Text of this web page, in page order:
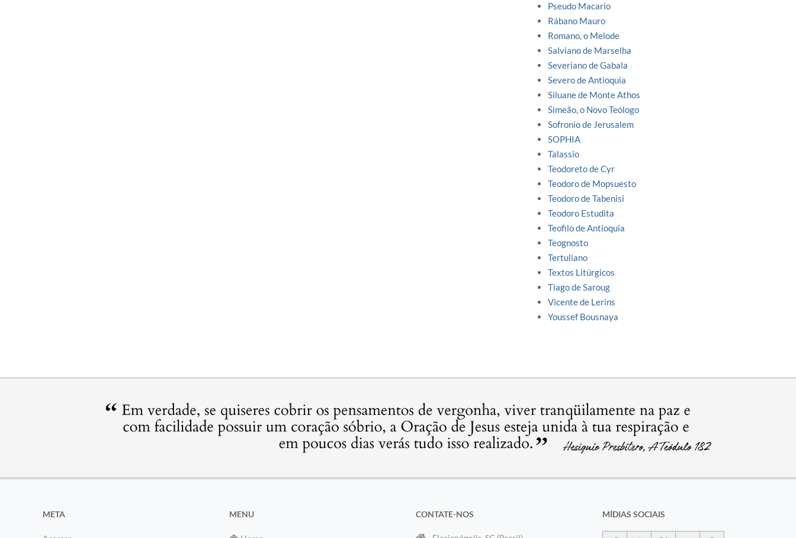
Pseudo Macario
Rábano Mauro
Romano, o Melode
Salviano de Marselha
Severiano de Gabala
Severo de Antioquia
Siluane de Monte Athos
Simeão, o Novo Teólogo
Sofronio de Jerusalem
SOPHIA
Talassio
Teodoreto de Cyr
Teodoro de Mopsuesto
Teodoro de Tabenisi
Teodoro Estudita
Teofilo de Antioquia
Teognosto
Tertuliano
Textos Litúrgicos
Tiago de Saroug
Vicente de Lerins
Youssef Bousnaya
META MENU CONTATE-NOS MÍDIAS SOCIAIS